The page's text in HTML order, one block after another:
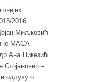
2016
Миљковић
МАСА
Ана Никезић
Стојановић –
одлуку о